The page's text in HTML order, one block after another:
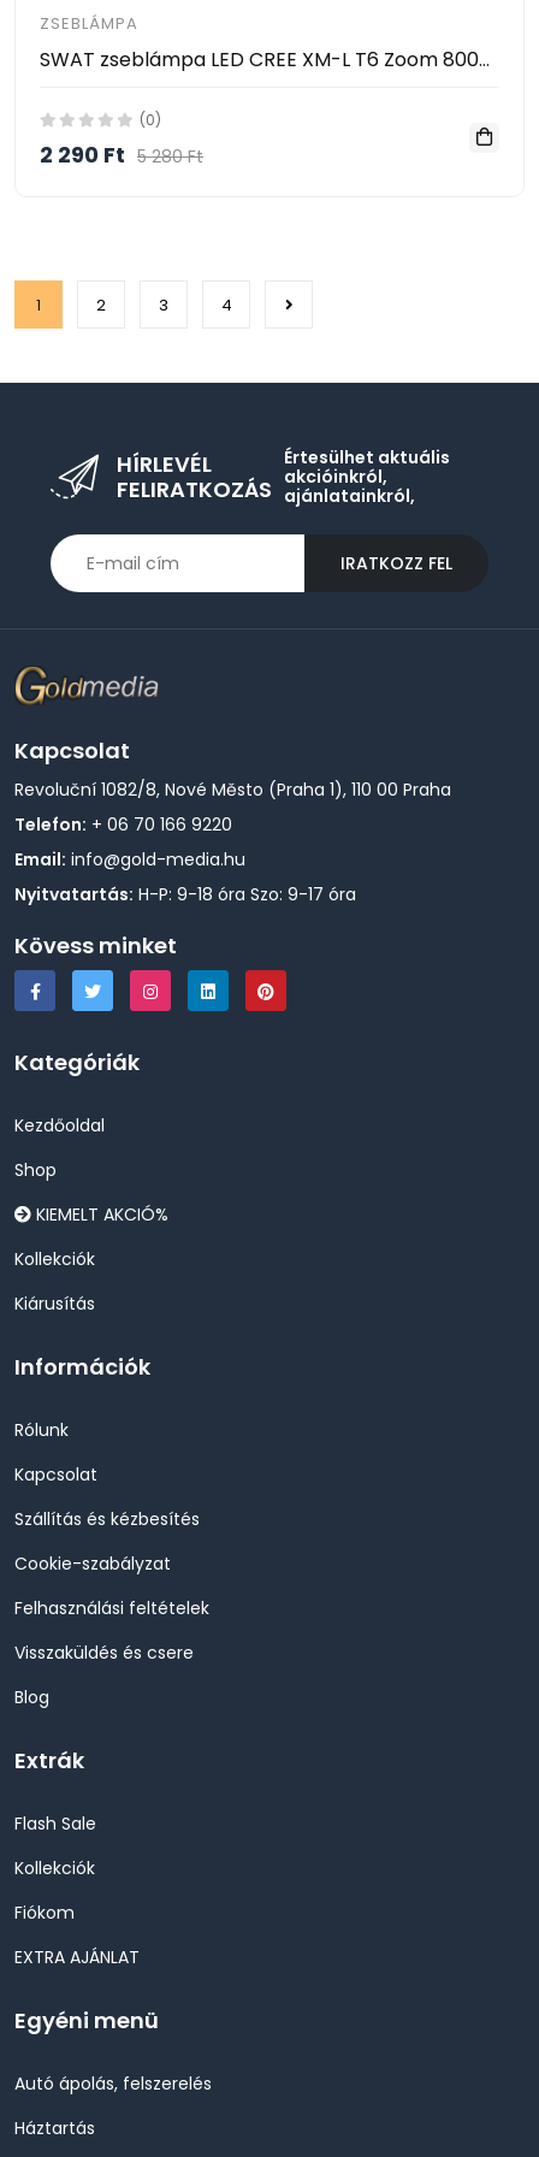
ZSEBLÁMPA
SWAT zseblámpa LED CREE XM-L T6 Zoom 800m Robusztus ultraerős
(0)
2 290 Ft 5 280 Ft
1 2 3 4
HÍRLEVÉL
FELIRATKOZÁS
Értesülhet aktuális
akcióinkról,
ajánlatainkról,
IRATKOZZ FEL
Kapcsolat
Revoluční 1082/8, Nové Město (Praha 1), 110 00 Praha
Telefon: + 06 70 166 9220
Email: info@gold-media.hu
Nyitvatartás: H-P: 9-18 óra Szo: 9-17 óra
Kövess minket
Kategóriák
Kezdőoldal
Shop
KIEMELT AKCIÓ%
Kollekciók
Kiárusítás
Információk
Rólunk
Kapcsolat
Szállítás és kézbesítés
Cookie-szabályzat
Felhasználási feltételek
Visszaküldés és csere
Blog
Extrák
Flash Sale
Kollekciók
Fiókom
EXTRA AJÁNLAT
Egyéni menü
Autó ápolás, felszerelés
Háztartás